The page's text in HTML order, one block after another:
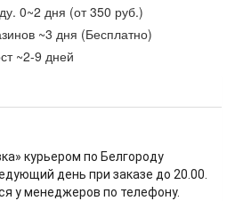
0~2 дня (от 350 руб.)
~3 дня (Бесплатно)
~2-9 дней
курьером по Белгороду
день при заказе до 20.00.
у менеджеров по телефону.